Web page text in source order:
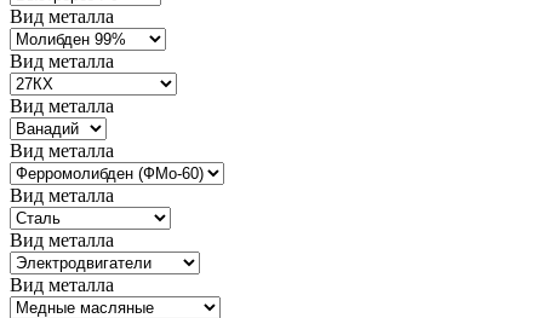
Вид металла
Вид металла
Вид металла
Вид металла
Вид металла
Вид металла
Вид металла